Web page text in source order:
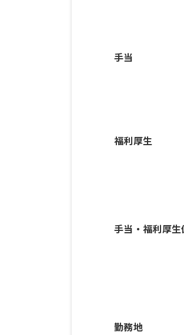
手当
福利厚生
手当・福利厚生
勤務地